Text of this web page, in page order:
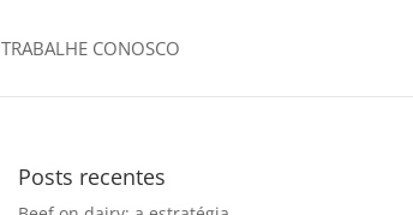
TRABALHE CONOSCO
Posts recentes